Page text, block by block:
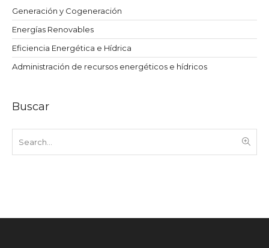
Generación y Cogeneración
Energías Renovables
Eficiencia Energética e Hídrica
Administración de recursos energéticos e hídricos
Buscar